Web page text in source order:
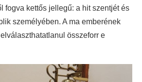
fogva kettős jellegű: a hit szentjét és
személyében. A ma emberének
összeforr e